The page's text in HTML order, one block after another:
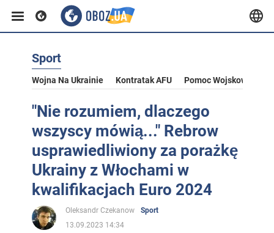
Sport
Wojna Na Ukrainie Kontratak AFU Pomoc Wojskowa Dla
"Nie rozumiem, dlaczego
wszyscy mówią..." Rebrow
usprawiedliwiony za porażkę
Ukrainy z Włochami w
kwalifikacjach Euro 2024
Oleksandr Czekanow
Sport
13.09.2023 14:34